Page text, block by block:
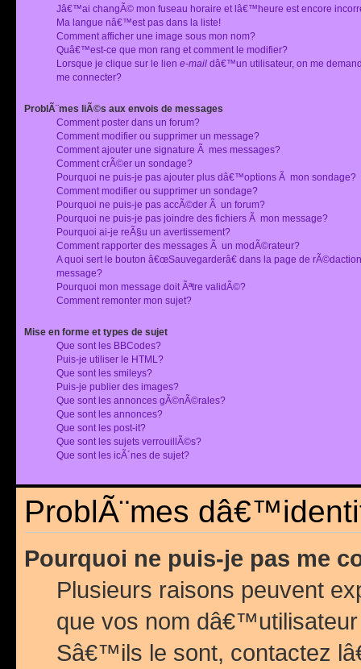
Jâ€™ai changÃ© mon fuseau horaire et lâ€™heure est encore
Ma langue nâ€™est pas dans la liste!
Comment afficher une image sous mon nom?
Quâ€™est-ce que mon rang et comment le modifier?
Lorsque je clique sur le lien e-mail dâ€™un utilisateur, on me
me connecter?
ProblÃ¨mes liÃ©s aux envois de messages
Comment poster dans un forum?
Comment modifier ou supprimer un message?
Comment ajouter une signature Ã mes messages?
Comment crÃ©er un sondage?
Pourquoi ne puis-je pas ajouter plus dâ€™options Ã mon sondage?
Comment modifier ou supprimer un sondage?
Pourquoi ne puis-je pas accÃ©der Ã un forum?
Pourquoi ne puis-je pas joindre des fichiers Ã mon message?
Pourquoi ai-je reÃ§u un avertissement?
Comment rapporter des messages Ã un modÃ©rateur?
A quoi sert le bouton â€œSauvegarderâ€ dans la page de
message?
Pourquoi mon message doit Ãªtre validÃ©?
Comment remonter mon sujet?
Mise en forme et types de sujet
Que sont les BBCodes?
Puis-je utiliser le HTML?
Que sont les smileys?
Puis-je publier des images?
Que sont les annonces gÃ©nÃ©rales?
Que sont les annonces?
Que sont les post-it?
Que sont les sujets verrouillÃ©s?
Que sont les icÃ´nes de sujet?
ProblÃ¨mes
Pourquoi ne puis-je pas me
Plusieurs raisons peuvent
que vos nom
Sâ€™ils le sont, contactez